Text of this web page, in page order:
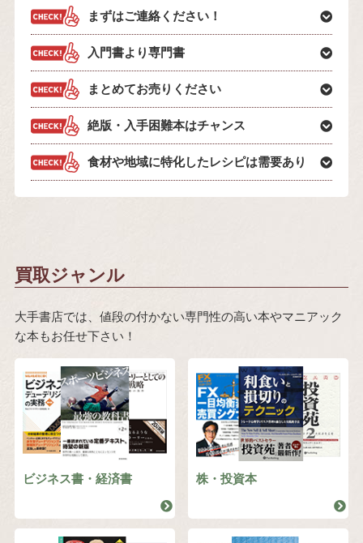
まずはご連絡ください！
入門書より専門書
まとめてお売りください
絶版・入手困難本はチャンス
食材や地域に特化したレシピは需要あり
買取ジャンル
大手書店では、値段の付かない専門性の高い本やマニアック
な本もお任せ下さい！
ビジネス書・経済書 株・投資本